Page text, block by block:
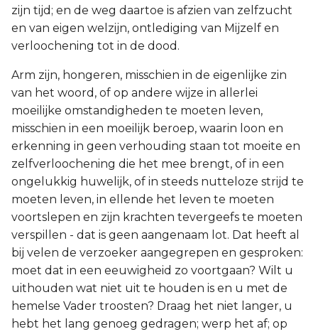
zijn tijd; en de weg daartoe is afzien van zelfzucht
en van eigen welzijn, ontlediging van Mijzelf en
verloochening tot in de dood.
Arm zijn, hongeren, misschien in de eigenlijke zin
van het woord, of op andere wijze in allerlei
moeilijke omstandigheden te moeten leven,
misschien in een moeilijk beroep, waarin loon en
erkenning in geen verhouding staan tot moeite en
zelfverloochening die het mee brengt, of in een
ongelukkig huwelijk, of in steeds nutteloze strijd te
moeten leven, in ellende het leven te moeten
voortslepen en zijn krachten tevergeefs te moeten
verspillen - dat is geen aangenaam lot. Dat heeft al
bij velen de verzoeker aangegrepen en gesproken:
moet dat in een eeuwigheid zo voortgaan? Wilt u
uithouden wat niet uit te houden is en u met de
hemelse Vader troosten? Draag het niet langer, u
hebt het lang genoeg gedragen; werp het af; op